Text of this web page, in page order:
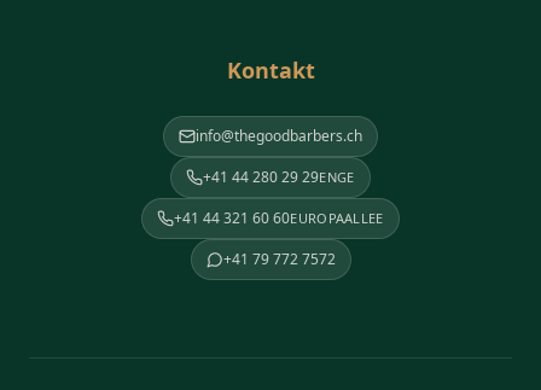
Kontakt
info@thegoodbarbers.ch
+41 44 280 29 29ENGE
+41 44 321 60 60EUROPAALLEE
+41 79 772 7572